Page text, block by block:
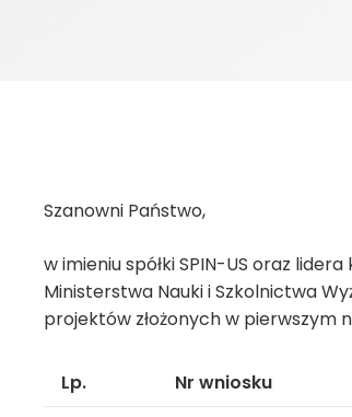
Szanowni Państwo,
w imieniu spółki SPIN-US oraz
Ministerstwa Nauki i Szkolnictwa
projektów złożonych w
Lp. Nr wniosku